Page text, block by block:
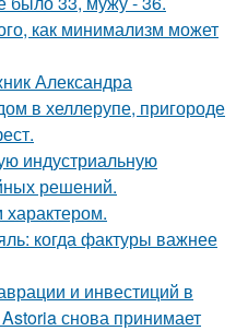
как минимализм может
Александра
в хеллерупе, пригороде
индустриальную
решений.
когда фактуры важнее
и инвестиций в
снова принимает